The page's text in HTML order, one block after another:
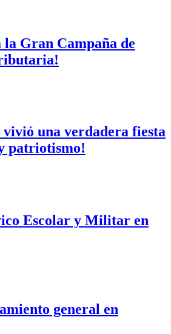
la Gran Campaña de
vivió una verdadera fiesta
patriotismo!
Escolar y Militar en
general en